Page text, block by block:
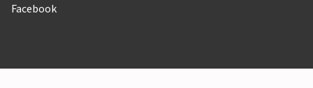
Facebook